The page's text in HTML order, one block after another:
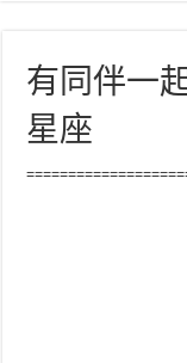
有同伴一
星座